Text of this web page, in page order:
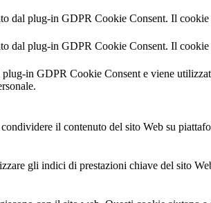
dal plug-in GDPR Cookie Consent. Il
dal plug-in GDPR Cookie Consent. Il
in GDPR Cookie Consent e viene
il contenuto del sito Web su
gli indici di prestazioni chiave del sito